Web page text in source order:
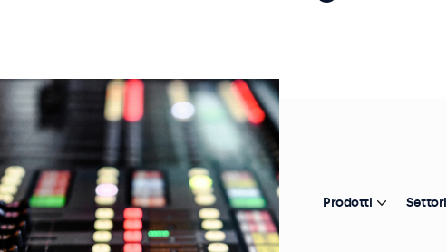
Prodotti Settori